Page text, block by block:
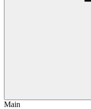
Main